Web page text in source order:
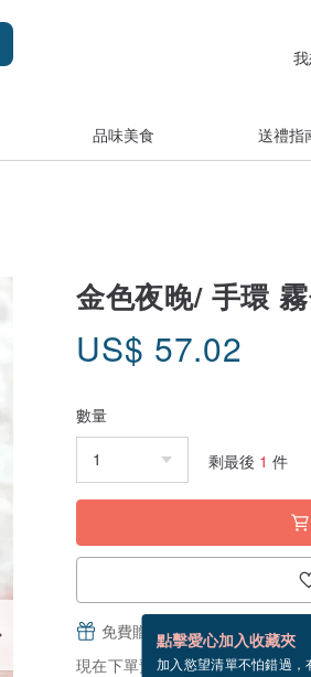
品味美食 送禮指
金色夜晚/ 手環
US$ 57.02
數量
剩最後 1 件
點擊愛心加入收藏夾
加入慾望清單不怕錯過，
免費贈送電子賀卡，結帳完成
現在下單預估 8/26~9/12 到貨。